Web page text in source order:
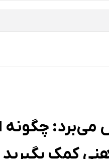
می‌برد:
کمک بگیرید